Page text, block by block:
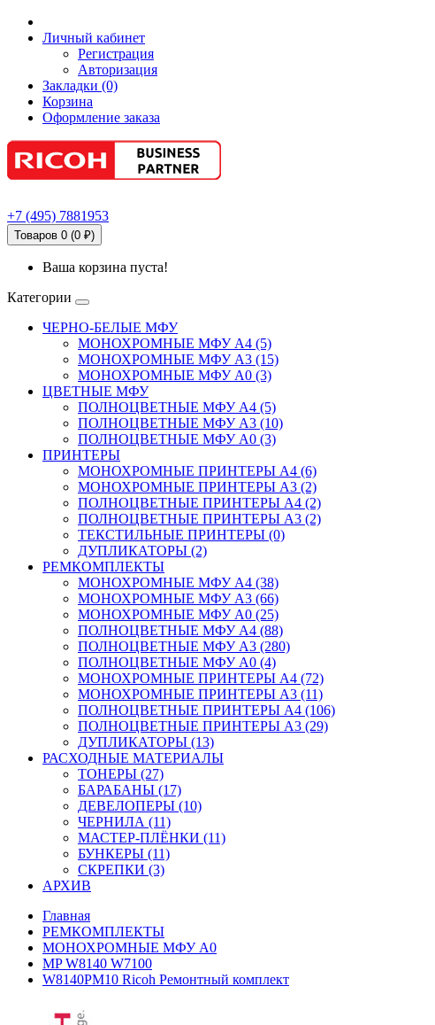
Личный кабинет
Регистрация
Авторизация
Закладки (0)
Корзина
Оформление заказа
+7 (495) 7881953
Товаров 0 (0 ₽)
Ваша корзина пуста!
Категории
ЧЕРНО-БЕЛЫЕ МФУ
МОНОХРОМНЫЕ МФУ А4 (5)
МОНОХРОМНЫЕ МФУ А3 (15)
МОНОХРОМНЫЕ МФУ А0 (3)
ЦВЕТНЫЕ МФУ
ПОЛНОЦВЕТНЫЕ МФУ А4 (5)
ПОЛНОЦВЕТНЫЕ МФУ А3 (10)
ПОЛНОЦВЕТНЫЕ МФУ А0 (3)
ПРИНТЕРЫ
МОНОХРОМНЫЕ ПРИНТЕРЫ А4 (6)
МОНОХРОМНЫЕ ПРИНТЕРЫ А3 (2)
ПОЛНОЦВЕТНЫЕ ПРИНТЕРЫ А4 (2)
ПОЛНОЦВЕТНЫЕ ПРИНТЕРЫ А3 (2)
ТЕКСТИЛЬНЫЕ ПРИНТЕРЫ (0)
ДУПЛИКАТОРЫ (2)
РЕМКОМПЛЕКТЫ
МОНОХРОМНЫЕ МФУ А4 (38)
МОНОХРОМНЫЕ МФУ А3 (66)
МОНОХРОМНЫЕ МФУ А0 (25)
ПОЛНОЦВЕТНЫЕ МФУ А4 (88)
ПОЛНОЦВЕТНЫЕ МФУ А3 (280)
ПОЛНОЦВЕТНЫЕ МФУ А0 (4)
МОНОХРОМНЫЕ ПРИНТЕРЫ А4 (72)
МОНОХРОМНЫЕ ПРИНТЕРЫ А3 (11)
ПОЛНОЦВЕТНЫЕ ПРИНТЕРЫ А4 (106)
ПОЛНОЦВЕТНЫЕ ПРИНТЕРЫ А3 (29)
ДУПЛИКАТОРЫ (13)
РАСХОДНЫЕ МАТЕРИАЛЫ
ТОНЕРЫ (27)
БАРАБАНЫ (17)
ДЕВЕЛОПЕРЫ (10)
ЧЕРНИЛА (11)
МАСТЕР-ПЛЁНКИ (11)
БУНКЕРЫ (11)
СКРЕПКИ (3)
АРХИВ
Главная
РЕМКОМПЛЕКТЫ
МОНОХРОМНЫЕ МФУ А0
MP W8140 W7100
W8140PM10 Ricoh Ремонтный комплект